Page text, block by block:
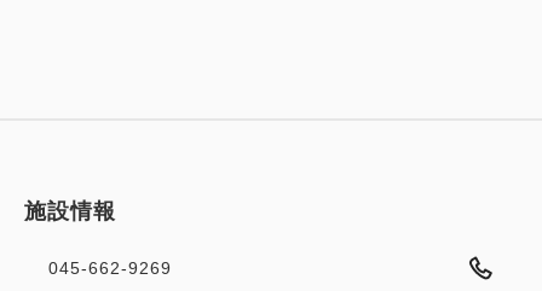
施設情報
045-662-9269